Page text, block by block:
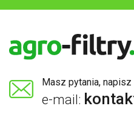
Masz pytania, napisz
e-mail: